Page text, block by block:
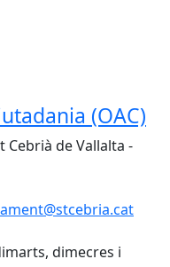
(OAC)
Cebrià de Vallalta -
dimecres i